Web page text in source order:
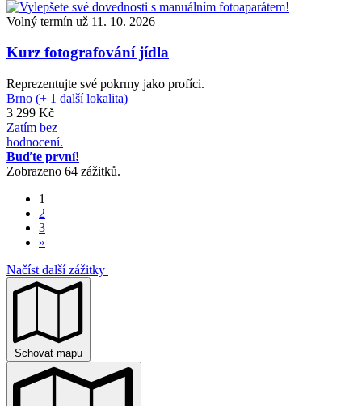
Volný termín už 11. 10. 2026
Kurz fotografování jídla
Reprezentujte své pokrmy jako profíci.
Brno (+ 1 další lokalita)
3 299 Kč
Zatím bez
hodnocení.
Buďte první!
Zobrazeno 64 zážitků.
1
2
3
»
Načíst další zážitky
Schovat mapu